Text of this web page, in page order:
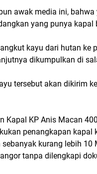
awak media ini, bahwa
yang punya kapal
kayu dari hutan ke
dikumpulkan di
tersebut akan dikirim
Kapal KP Anis Macan
penangkapan kapal
kurang lebih 10
tanpa dilengkapi